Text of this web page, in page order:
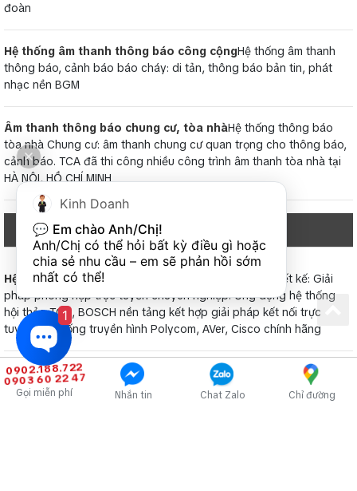
đoàn
Hệ thống âm thanh thông báo công cộng
0902.188.722
0903 60 22 47
Gọi miễn phí Nhắn tin Chat Zalo Chỉ đường
Kinh Doanh
💬 Em chào Anh/Chị!
Anh/Chị có thể hỏi bất kỳ điều gì hoặc
chia sẻ nhu cầu – em sẽ phản hồi sớm
nhất có thể!
1